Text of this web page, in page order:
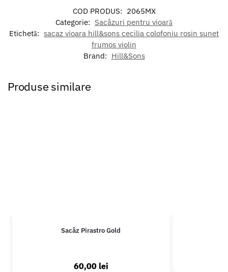
COD PRODUS: 2065MX
Categorie: Sacâzuri pentru vioară
Etichetă: sacaz vioara hill&sons cecilia colofoniu rosin sunet
frumos violin
Brand: Hill&Sons
Produse similare
Sacâz Pirastro Gold
60,00 lei